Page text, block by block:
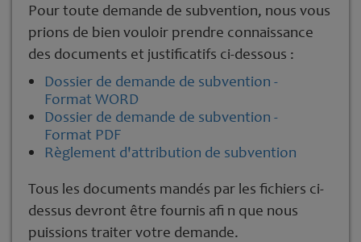
Pour toute demande de subvention, nous vous
prions de bien vouloir prendre connaissance
des documents et justificatifs ci-dessous :
Dossier de demande de subvention -
Format WORD
Dossier de demande de subvention -
Format PDF
Règlement d'attribution de subvention
Tous les documents mandés par les fichiers ci-
dessus devront être fournis afi n que nous
puissions traiter votre demande.